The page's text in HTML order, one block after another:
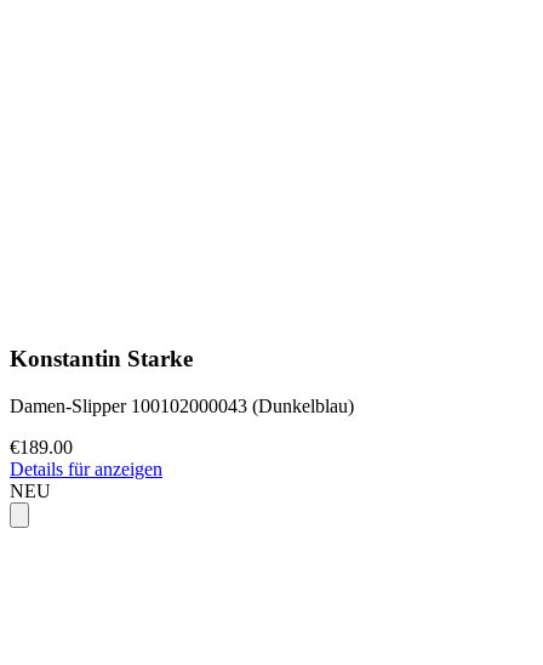
Konstantin Starke
Damen-Slipper 100102000043 (Dunkelblau)
€189.00
Details für anzeigen
NEU